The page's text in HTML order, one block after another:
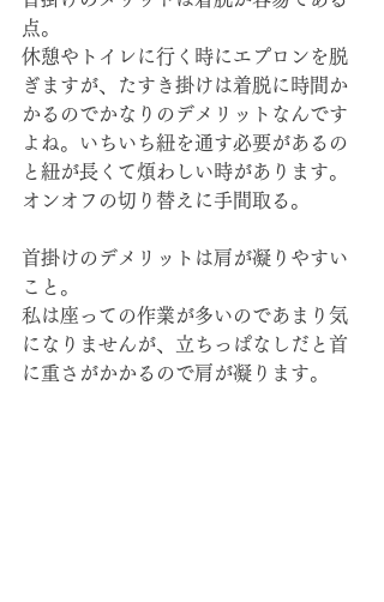
点。
休憩やトイレに行く時にエプロンを脱
ぎますが、たすき掛けは着脱に時間か
かるのでかなりのデメリットなんです
よね。いちいち紐を通す必要があるの
と紐が長くて煩わしい時があります。
オンオフの切り替えに手間取る。
首掛けのデメリットは肩が凝りやすい
こと。
私は座っての作業が多いのであまり気
になりませんが、立ちっぱなしだと首
に重さがかかるので肩が凝ります。